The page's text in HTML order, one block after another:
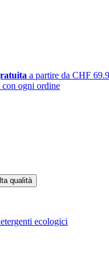
a partire da CHF
con ogni ordine
ecologici